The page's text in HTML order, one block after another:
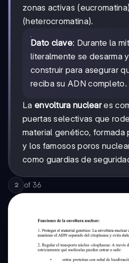
zonas activas
(heterocromatina).
Dato clave: Durante la
literalmente se desarma
construir para asegurar
reciba su ADN completo.
La envoltura nucleares
puertas selectivas que
material genético, formada
y los famosos poros
como guardias de
2 of 36